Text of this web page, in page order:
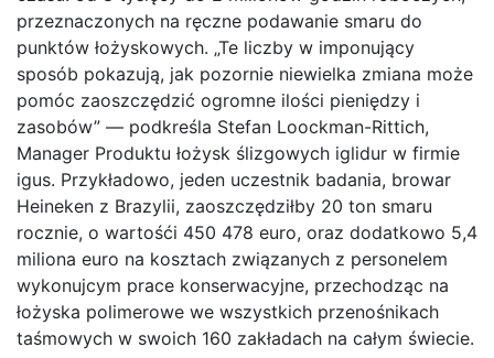
przeznaczonych na ręczne podawanie smaru do
punktów łożyskowych. „Te liczby w imponujący
sposób pokazują, jak pozornie niewielka zmiana może
pomóc zaoszczędzić ogromne ilości pieniędzy i
zasobów” — podkreśla Stefan Loockman-Rittich,
Manager Produktu łożysk ślizgowych iglidur w firmie
igus. Przykładowo, jeden uczestnik badania, browar
Heineken z Brazylii, zaoszczędziłby 20 ton smaru
rocznie, o wartośći 450 478 euro, oraz dodatkowo 5,4
miliona euro na kosztach związanych z personelem
wykonujcym prace konserwacyjne, przechodząc na
łożyska polimerowe we wszystkich przenośnikach
taśmowych w swoich 160 zakładach na całym świecie.